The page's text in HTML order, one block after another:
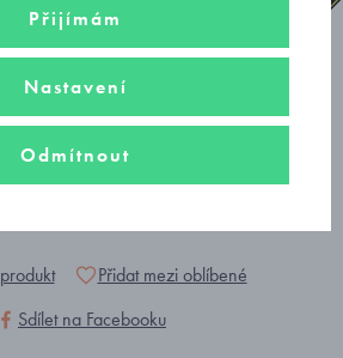
Přidat mezi oblíbené
Sdílet na Facebooku
Přijímám
Nastavení
Odmítnout